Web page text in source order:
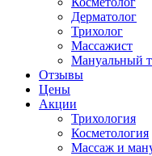
Дерматолог
Трихолог
Массажист
Мануальный
Отзывы
Цены
Акции
Трихология
Косметология
Массаж и